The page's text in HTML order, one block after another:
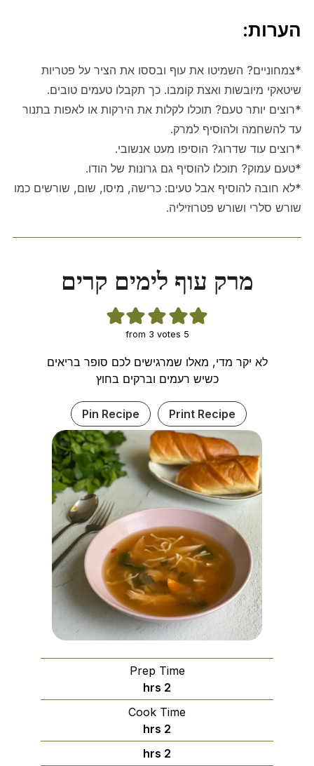
הערות:
*צמחוניים? השמיטו את עוף ובססו את הציר על פטריות
שיטאקי מיובשות ואצת קומבו. כך תקבלו טעמים טובים.
*רוצים יותר טעם? תוכלו לקלות את הירקות או לאפות בתנור
עד להשחמה ולהוסיף למרק.
*רוצים עוד שדרוג? הוסיפו מעט אנשובי.
*טעם עמוק? תוכלו להוסיף גם גרונות של הודו.
*לא חובה להוסיף אבל טעים: כרישה, מיסו, שום, שורשים כמו
שורש סלרי ושורש פטרוזיליה.
מרק עוף לימים קרים
5
3 votes
לא יקר מדי, מאלו שמרגישים לכם סופר בריאים
כשיש רעמים וברקים בחוץ
Print Recipe
Pin Recipe
Prep Time
2
hrs
Cook Time
2
hrs
2
hrs